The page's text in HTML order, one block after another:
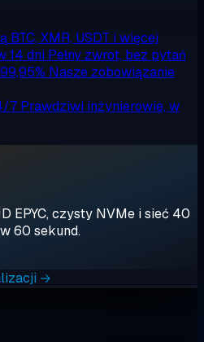
BTC, XMR, USDT i więcej
14 dni Pełny zwrot, bez pytań
Nasze zobowiązanie
7 Prawdziwi inżynierowie, w
EPYC, czysty NVMe i sieć 40
60 sekund.
→